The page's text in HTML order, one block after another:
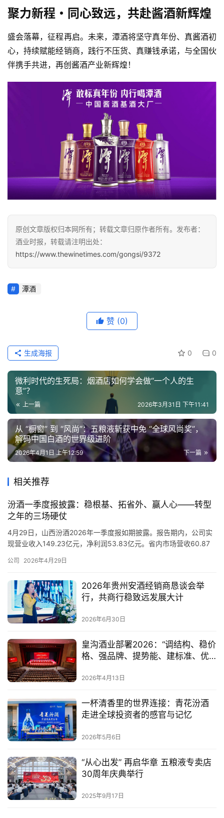
聚力新程・同心致远，共赴酱酒新辉煌
盛会落幕，征程再启。未来，潭酒将坚守真年份、真酱酒初
心，持续赋能经销商，践行不压货、真赚钱承诺，与全国伙
伴携手共进，再创酱酒产业新辉煌！
原创文章版权归本网所有；转载文章归原作者所有。发布者：
酒业时报，转载请注明出处：
https://www.thewinetimes.com/gongsi/9372
潭酒
赞 (0)
0 0
生成海报
微利时代的生死局：烟酒店如何学会做“一个人的生
意”？
上一篇 2026年3月31日 下午11:41
从 “橱窗” 到 “风尚”：五粮液斩获中免 “全球风尚奖”，
解码中国白酒的世界级进阶
下一篇
2026年4月1日 上午12:59
相关推荐
汾酒一季度报披露：稳根基、拓省外、赢人心——转型
之年的三场硬仗
4月29日，山西汾酒2026年一季度报如期披露。报告期内，公司实
现营业收入149.23亿元，净利润53.83亿元。省内市场营收60.87
亿元，全国化开拓成绩犹可见。与此同时，一季度存货有效减少
良性，现金流稳定。 当关注点从利润…
公司 2026年4月29日
2026年贵州安酒经销商恳谈会举
行，共商行稳致远发展大计
2026年6月30日
皇沟酒业部署2026：“调结构、稳价
格、强品牌、提势能、建标准、优
坚战
2026年4月13日
一杯清香里的世界连接：青花汾酒
走进全球投资者的感官与记忆
2026年5月6日
“从心出发” 再启华章 五粮液专卖店
30周年庆典举行
2025年9月17日